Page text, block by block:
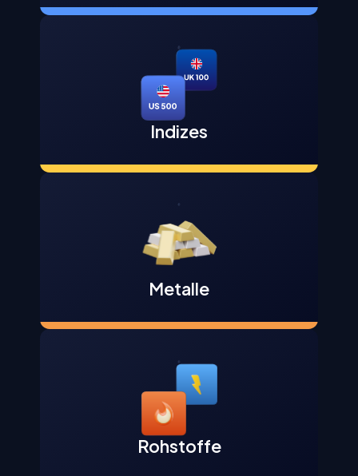
Indizes
Metalle
Rohstoffe